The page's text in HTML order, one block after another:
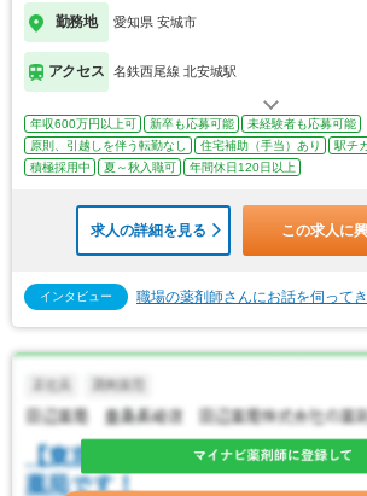
勤務地 愛知県 安城市
アクセス 名鉄西尾線 北安城駅
年収600万円以上可 新卒も応募可能
未経験者も応募可能
原則、引越しを伴う転勤なし
住宅補助（手当）あり 駅チ
積極採用中
夏～秋入職可 年間休日120日以上
求人の詳細を見る この求人に
インタビュー 職場の薬剤師さんにお話を伺って